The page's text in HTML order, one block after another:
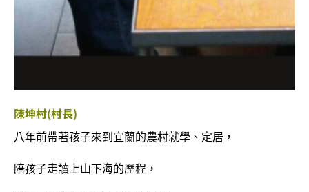
陳坤村(村長)
八年前帶著孩子來到宜蘭的農村就學、定居，
陪孩子走讀上山下海的歷程，